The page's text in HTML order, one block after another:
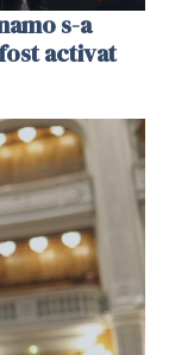
s-a
activat